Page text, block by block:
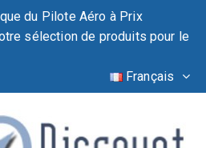
du Pilote Aéro à Prix
sélection de produits pour le
Français